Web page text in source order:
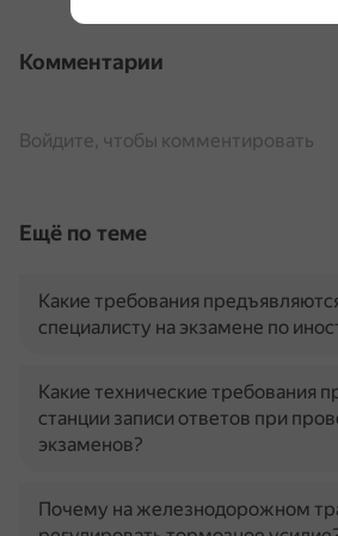
Комментарии
Войдите, чтобы комментировать
Ещё по теме
Какие требования
специалисту на экзамене по
Какие технические требования
станции записи ответов при
экзаменов?
Почему на железнодорожном